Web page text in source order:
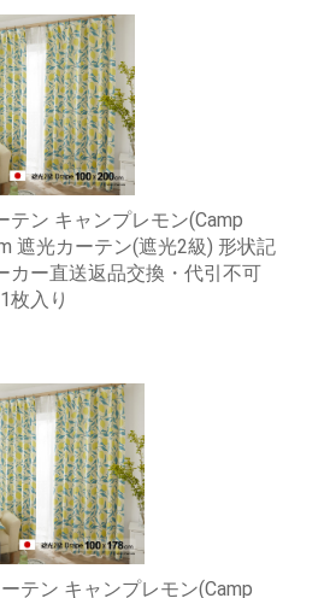
テン キャンプレモン(Camp
遮光カーテン(遮光2級) 形状記
カー直送返品交換・代引不可
枚入り
テン キャンプレモン(Camp